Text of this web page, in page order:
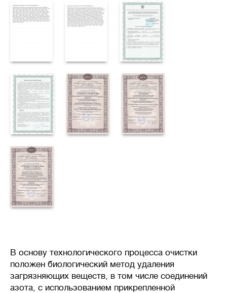
В основу технологического процесса очистки
положен биологический метод удаления
загрязняющих веществ, в том числе соединений
азота, с использованием прикрепленной